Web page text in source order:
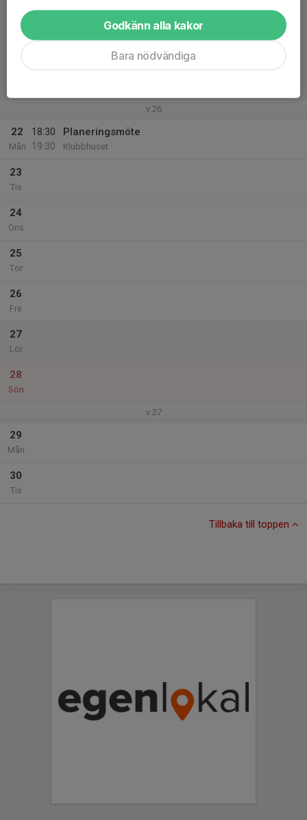
20
v.26
22
Mån
18:30
19:30
Planeringsmöte
Klubbhuset
23
Tis
24
Ons
25
Tor
26
Fre
27
Lör
28
Sön
v.27
29
Mån
30
Tis
Tillbaka till toppen
Godkänn alla kakor
Bara nödvändiga